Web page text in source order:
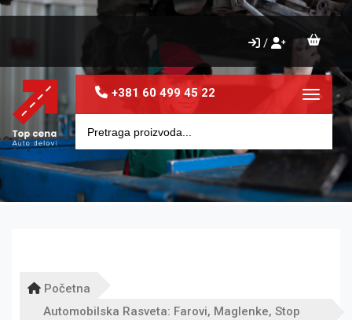
/
+381 60 499 45 22 Toggle
Početna
Automobilska Rasveta: Farovi, Maglenke, Stop